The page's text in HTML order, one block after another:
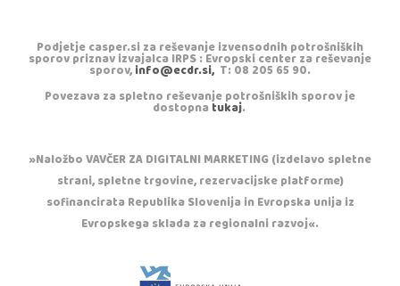
Podjetje casper.si za reševanje izvensodnih potrošniških
sporov priznav izvajalca IRPS : Evropski center za reševanje
sporov,info@ecdr.si, T: 08 205 65 90.
Povezava za spletno reševanje potrošniških sporov je
dostopnatukaj.
»Naložbo VAVČER ZA DIGITALNI MARKETING (izdelavo spletne
strani, spletne trgovine, rezervacijske platforme)
sofinancirata Republika Slovenija in Evropska unija iz
Evropskega sklada za regionalni razvoj«.